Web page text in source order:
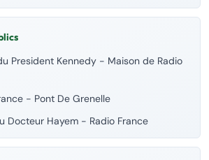
President Kennedy - Maison de Radio
- Pont De Grenelle
Docteur Hayem - Radio France